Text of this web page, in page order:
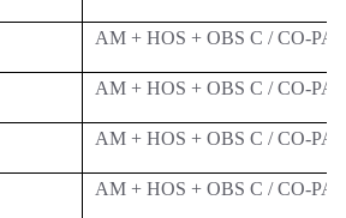
AM + HOS + OBS C / CO-
AM + HOS + OBS C / CO-
AM + HOS + OBS C / CO-
AM + HOS + OBS C / CO-